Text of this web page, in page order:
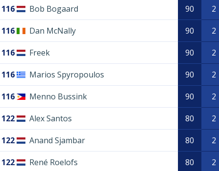
116 Bob Bogaard 90 2
116 Dan McNally 90 2
116 Freek 90 2
116 Marios Spyropoulos 90 2
116 Menno Bussink 90 2
122 Alex Santos 80 2
122 Anand Sjambar 80 2
122 René Roelofs 80 2